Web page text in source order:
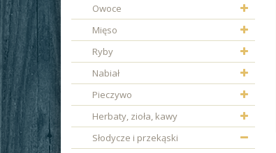
Owoce
Mięso
Ryby
Nabiał
Pieczywo
Herbaty, zioła, kawy
Słodycze i przekąski